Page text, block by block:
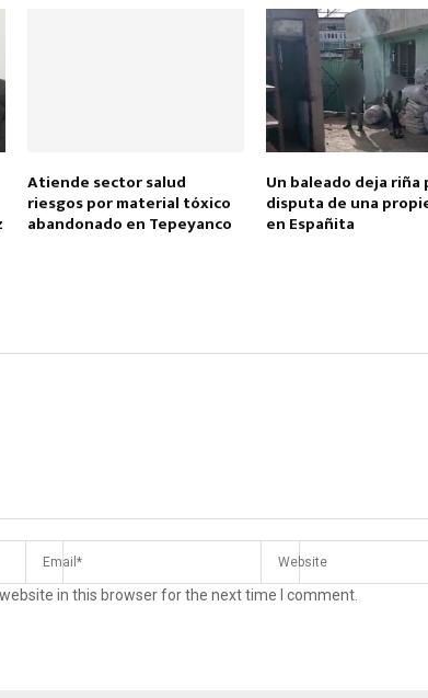
Atiende sector salud
riesgos por material tóxico
abandonado en Tepeyanco
Un baleado deja riña
disputa de una
en Españita
in this browser for the next time I comment.